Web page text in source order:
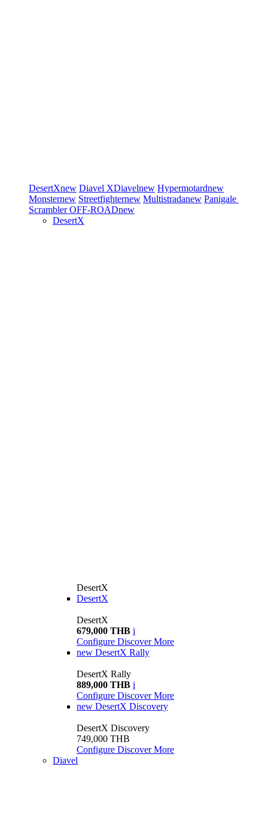
DesertXnew Diavel XDiavelnew Hypermotardnew
Monsternew Streetfighternew Multistradanew Panigale
ScramblerOFF-ROADnew
DesertX
DesertX
DesertX
DesertX
679,000 THB i
Configure Discover More
new DesertX Rally
DesertX Rally
889,000 THB i
Configure Discover More
new DesertX Discovery
DesertX Discovery
749,000 THB
Configure Discover More
Diavel